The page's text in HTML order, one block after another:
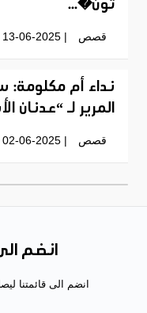
تون�...
قصص | 13-06-2025
نداء أم مكلومة:
المرير لـ “عدنان
قصص | 02-06-2025
انضم
انضم الى قائمتنا